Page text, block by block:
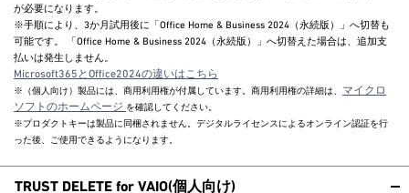
が必要になります。
※手順により、3か月試用後に「Office Home & Business 2024（永続版）」へ切替も
可能です。 「Office Home & Business 2024（永続版）」へ切替えた場合は、追加支
払いは発生しません。
Microsoft365とOffice2024の違いはこちら
※（個人向け）製品には、商用利用権が付属しています。商用利用権の詳細は、 マイクロ
ソフトのホームページ を確認してください。
※プロダクトキーは製品に同梱されません。デジタルライセンスによるオンライン認証を行
った後、ご使用できるようになります。
TRUST DELETE for VAIO(個人向け)